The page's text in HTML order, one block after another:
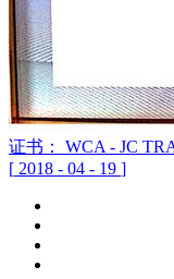
证书： WCA - JC
[ 2018 - 04 - 19 ]